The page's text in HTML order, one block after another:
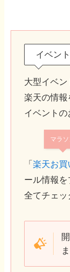
イベン
大型イベ
楽天の情報
イベントの
マラソ
「楽天お買
ール情報を
全てチェッ